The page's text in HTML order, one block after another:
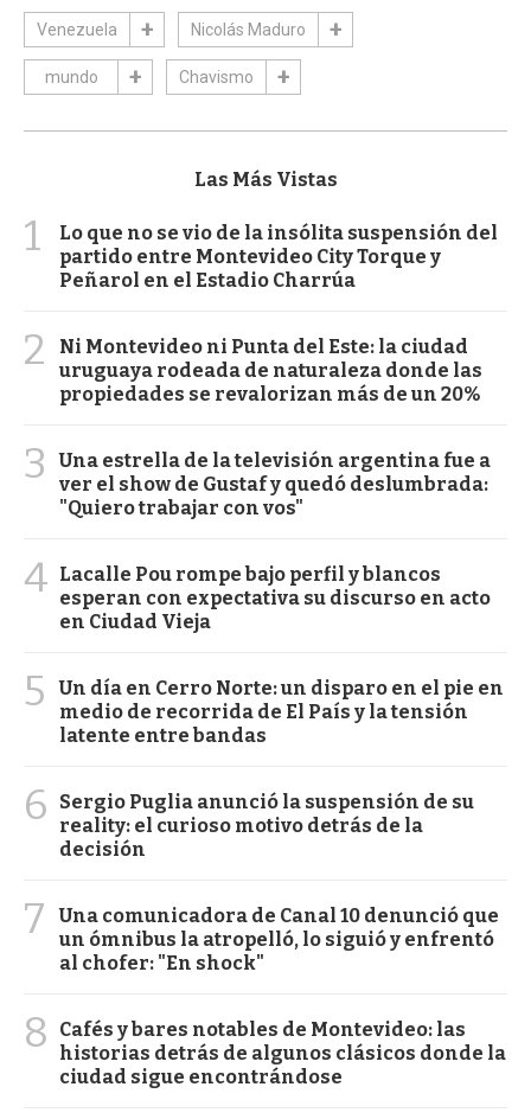
Venezuela Nicolás Maduro
mundo Chavismo
Las Más Vistas
1
Lo que no se vio de la insólita suspensión del
partido entre Montevideo City Torque y
Peñarol en el Estadio Charrúa
2
Ni Montevideo ni Punta del Este: la ciudad
uruguaya rodeada de naturaleza donde las
propiedades se revalorizan más de un 20%
3
Una estrella de la televisión argentina fue a
ver el show de Gustaf y quedó deslumbrada:
"Quiero trabajar con vos"
4 Lacalle Pou rompe bajo perfil y blancos
esperan con expectativa su discurso en acto
en Ciudad Vieja
5
Un día en Cerro Norte: un disparo en el pie en
medio de recorrida de El País y la tensión
latente entre bandas
6
Sergio Puglia anunció la suspensión de su
reality: el curioso motivo detrás de la
decisión
7
Una comunicadora de Canal 10 denunció que
un ómnibus la atropelló, lo siguió y enfrentó
al chofer: "En shock"
8
Cafés y bares notables de Montevideo: las
historias detrás de algunos clásicos donde la
ciudad sigue encontrándose